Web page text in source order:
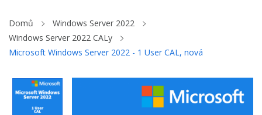
Domů
Windows Server 2022
Windows Server 2022 CALy
Microsoft Windows Server 2022 - 1 User CAL, nová